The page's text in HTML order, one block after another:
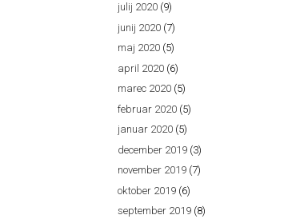
julij 2020 (9)
junij 2020 (7)
maj 2020 (5)
april 2020 (6)
marec 2020 (5)
februar 2020 (5)
januar 2020 (5)
december 2019 (3)
november 2019 (7)
oktober 2019 (6)
september 2019 (8)